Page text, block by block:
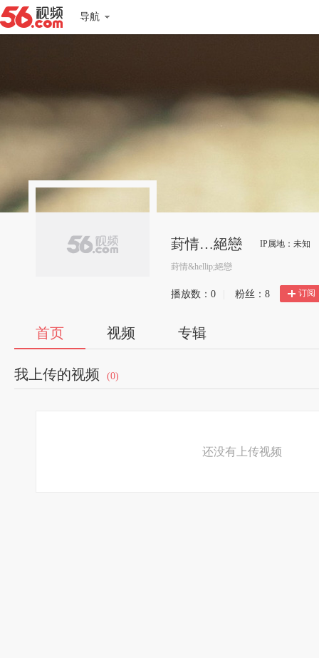
导航
葑情…絕戀 IP属地：未知
葑情&hellip;絕戀
播放数： 0 粉丝： 8 订阅
首页 视频 专辑
我上传的视频 (0)
还没有上传视频